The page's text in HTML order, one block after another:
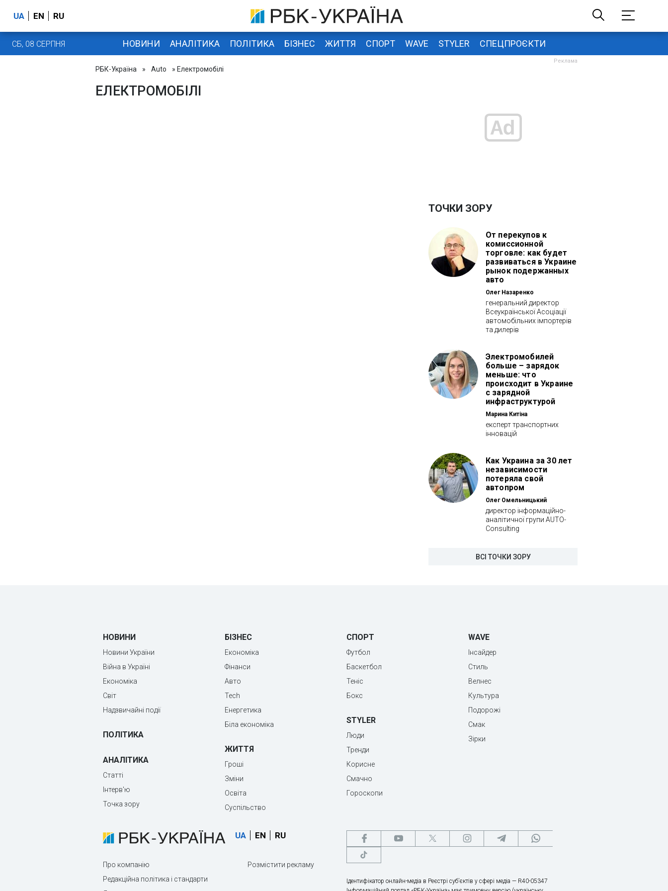
UA EN RU
СБ, 08 СЕРПНЯ НОВИНИ АНАЛІТИКА ПОЛІТИКА БІЗНЕС ЖИТТЯ СПОРТ WAVE STYLER СПЕЦПРОЄКТИ
РБК-Україна » Auto » Електромобілі
ЕЛЕКТРОМОБІЛІ
ТОЧКИ ЗОРУ
От перекупов к
комиссионной
торговле: как будет
развиваться в Украине
рынок подержанных
авто
Олег Назаренко
генеральний директор
Всеукраїнської Асоціації
автомобільних імпортерів
та дилерів
Электромобилей
больше – зарядок
меньше: что
происходит в Украине
с зарядной
инфраструктурой
Марина Китіна
експерт транспортних
інновацій
Как Украина за 30 лет
независимости
потеряла свой
автопром
Олег Омельницький
директор інформаційно-
аналітичної групи AUTO-
Consulting
ВСІ ТОЧКИ ЗОРУ
НОВИНИ
Новини України
Війна в Україні
Економіка
Світ
Надзвичайні події
ПОЛІТИКА
АНАЛІТИКА
Статті
Інтерв'ю
Точка зору
БІЗНЕС
Економіка
Фінанси
Авто
Tech
Енергетика
Біла економіка
ЖИТТЯ
Гроші
Зміни
Освіта
Суспільство
СПОРТ
Футбол
Баскетбол
Теніс
Бокс
STYLER
Люди
Тренди
Корисне
Смачно
Гороскопи
WAVE
Інсайдер
Стиль
Велнес
Культура
Подорожі
Смак
Зірки
UA EN RU
Про компанію
Редакційна політика і стандарти
Розмістити рекламу
Ідентифікатор онлайн-медіа в Реєстрі суб’єктів у сфері медіа — R40-05347